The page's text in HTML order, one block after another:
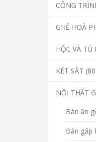
CÔNG
GHẾ HOÀ
HỘC VÀ TỦ
KÉT SẮT
NỘI THẤT
Bàn ăn
Bàn gấp